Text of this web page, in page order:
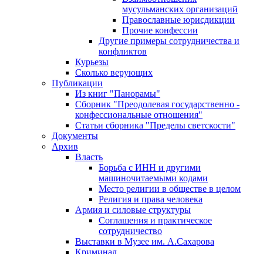
мусульманских организаций
Православные юрисдикции
Прочие конфессии
Другие примеры сотрудничества и
конфликтов
Курьезы
Сколько верующих
Публикации
Из книг "Панорамы"
Сборник "Преодолевая государственно -
конфессиональные отношения"
Статьи сборника "Пределы светскости"
Документы
Архив
Власть
Борьба с ИНН и другими
машиночитаемыми кодами
Место религии в обществе в целом
Религия и права человека
Армия и силовые структуры
Соглашения и практическое
сотрудничество
Выставки в Музее им. А.Сахарова